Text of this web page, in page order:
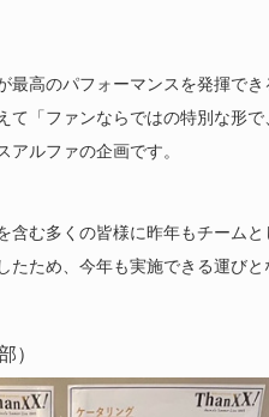
最高のパフォーマンスを発揮で
て「ファンならではの特別な形
アルファの企画です。
含む多くの皆様に昨年もチーム
たため、今年も実施できる運びと
）